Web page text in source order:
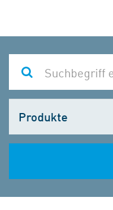
wählen